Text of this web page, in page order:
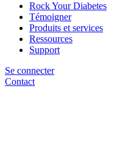
Rock Your Diabetes
Témoigner
Produits et services
Ressources
Support
Se connecter
Contact